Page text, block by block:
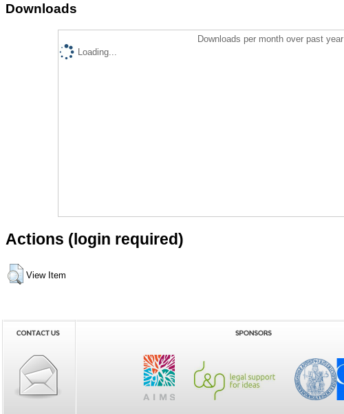
Downloads
Downloads per month over past year
Loading...
Actions (login required)
View Item